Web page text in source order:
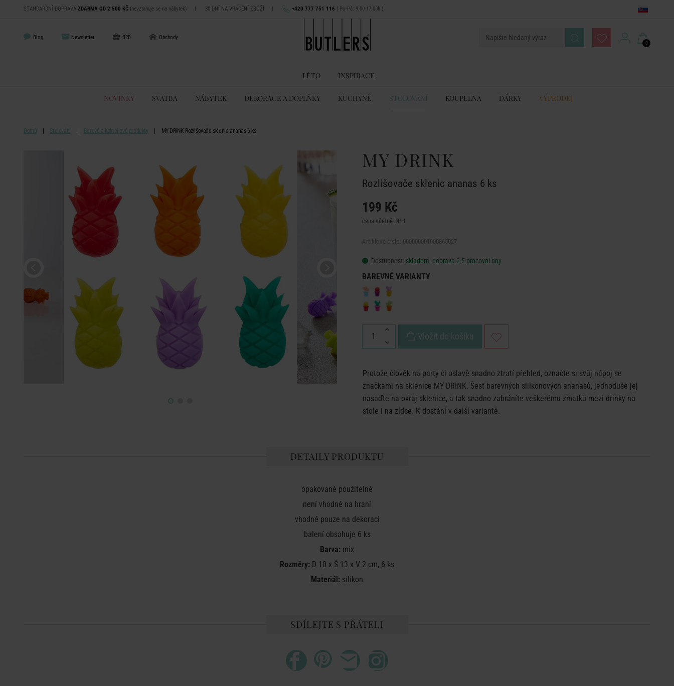
STANDARDNÍ DOPRAVA ZDARMA OD 2 500 KČ (nevztahuje se na nábytek) | 30 DNÍ NA VRÁCENÍ ZBOŽÍ | +420 777 751 116 ( Po-Pá: 9:00-17:00h )
Blog Newsletter B2B Obchody
0
LÉTO INSPIRACE
NOVINKY SVATBA NÁBYTEK DEKORACE A DOPLŇKY KUCHYNĚ STOLOVÁNÍ KOUPELNA DÁRKY VÝPRODEJ
Domů Stolování Barové a koktejlové produkty MY DRINK Rozlišovače sklenic ananas 6 ks
MY DRINK
Rozlišovače sklenic ananas 6 ks
199 Kč
cena včetně DPH
Dostupnost: skladem, doprava 2-5 pracovní dny
BAREVNÉ VARIANTY
Vložit do košíku
Protože člověk na party či oslavě snadno ztratí přehled, označte si svůj nápoj se
značkami na sklenice MY DRINK. Šest barevných silikonových ananasů, jednoduše jej
nasaďte na okraj sklenice, a tak snadno zabráníte veškerému zmatku mezi drinky na
stole i na zídce. K dostání v další variantě.
DETAILY PRODUKTU
opakovaně použitelné
není vhodné na hraní
vhodné pouze na dekoraci
balení obsahuje 6 ks
Barva: mix
Rozměry: D 10 x Š 13 x V 2 cm, 6 ks
Materiál: silikon
SDÍLEJTE S PŘÁTELI